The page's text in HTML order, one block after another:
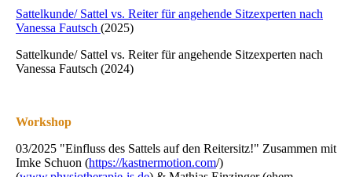
Sattelkunde/ Sattel vs. Reiter für angehende Sitzexperten nach
Vanessa Fautsch (2025)
Sattelkunde/ Sattel vs. Reiter für angehende Sitzexperten nach
Vanessa Fautsch (2024)
Workshop
03/2025 "Einfluss des Sattels auf den Reitersitz!" Zusammen mit
Imke Schuon (https://kastnermotion.com/)